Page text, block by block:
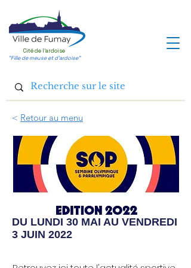
Cité de l'ardoise
"Fille de meuse et d'ardoise"
< Retour au menu
DU LUNDI 30 MAI AU VENDREDI
3 JUIN 2022